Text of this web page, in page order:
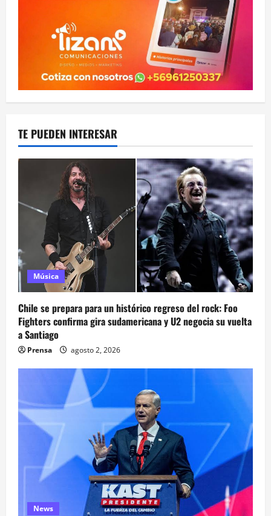
TE PUEDEN INTERESAR
Música
Chile se prepara para un histórico regreso del rock: Foo
Fighters confirma gira sudamericana y U2 negocia su vuelta
a Santiago
Prensa agosto 2, 2026
News